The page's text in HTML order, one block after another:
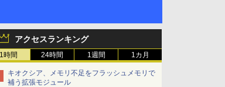
アクセスランキング
1時間 24時間 1週間 1カ月
キオクシア、メモリ不足をフラッシュメモリで
補う拡張モジュール